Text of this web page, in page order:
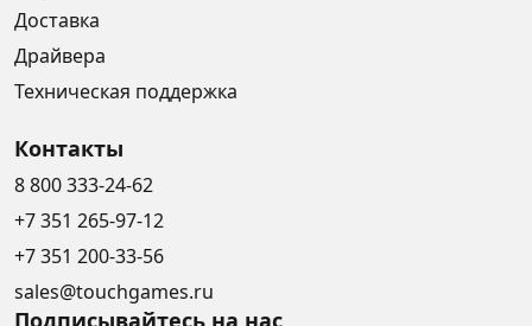
Доставка
Драйвера
Техническая поддержка
Контакты
8 800 333-24-62
+7 351 265-97-12
+7 351 200-33-56
sales@touchgames.ru
Подписывайтесь на нас